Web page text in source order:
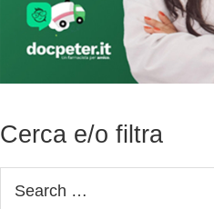
Cerca e/o filtra